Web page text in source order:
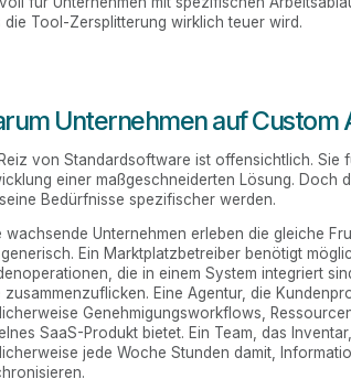
die Tool-Zersplitterung wirklich teuer wird.
Unternehmen auf Custom
von Standardsoftware ist offensichtlich.
einer maßgeschneiderten Lösung. Doch
Bedürfnisse spezifischer werden.
wachsende Unternehmen erleben die gleiche
Ein Marktplatzbetreiber benötigt
die in einem System integriert
zusammenzuflicken. Eine Agentur, die
Genehmigungsworkflows,
SaaS-Produkt bietet. Ein Team, das
jede Woche Stunden damit,